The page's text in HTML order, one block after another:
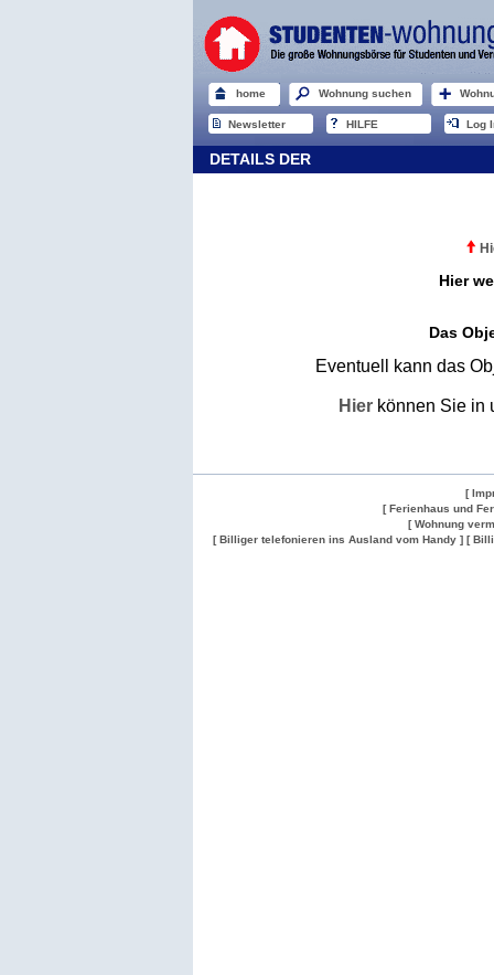
home Wohnung suchen
Newsletter HILFE Log
DETAILS DER
Hier
Das
Eventuell kann das
Hier können Sie in
[
[ Ferienhaus und
[ Wohnung
[ Billiger telefonieren ins Ausland vom Handy ] [